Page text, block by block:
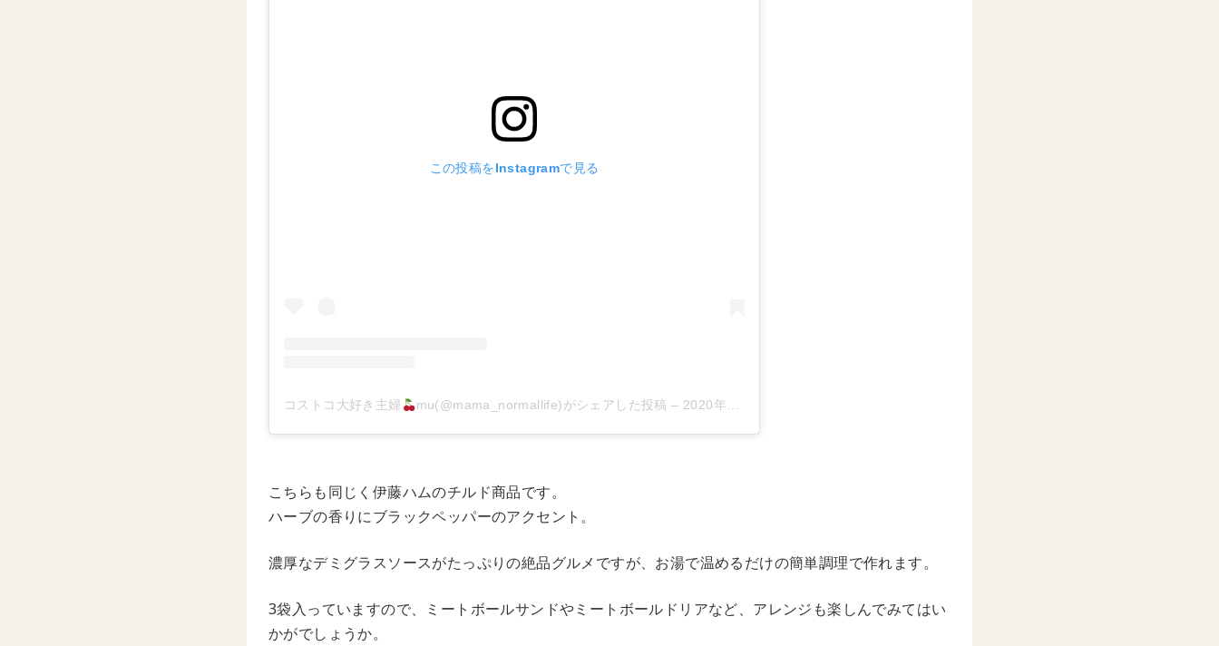
この投稿をInstagramで見る
コストコ大好き主婦 mu(@mama_normallife)がシェアした投稿 – 2020年10月月17日午前5時15分PDT
こちらも同じく伊藤ハムのチルド商品です。
ハーブの香りにブラックペッパーのアクセント。
濃厚なデミグラスソースがたっぷりの絶品グルメですが、お湯で温めるだけの簡単調理で作れます。
3袋入っていますので、ミートボールサンドやミートボールドリアなど、アレンジも楽しんでみてはい
かがでしょうか。